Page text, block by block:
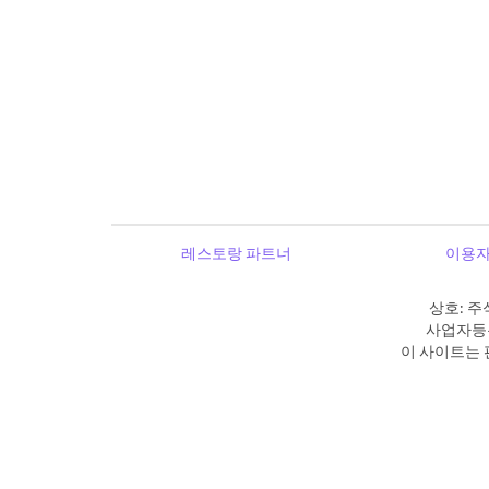
레스토랑 파트너 이용
상호: 주
사업자
이 사이트는